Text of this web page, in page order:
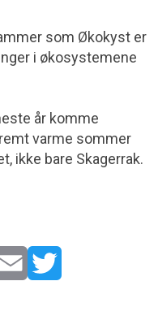
som Økokyst er
i økosystemene
år komme
varme sommer
ikke bare Skagerrak.